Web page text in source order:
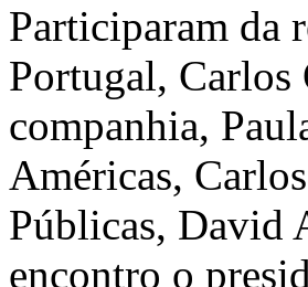
Participaram da
Portugal, Carlos
companhia,
Américas,
Públicas, David
encontro o